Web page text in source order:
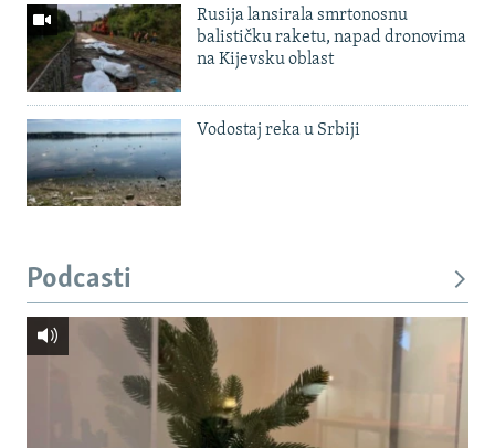
Rusija lansirala smrtonosnu
balističku raketu, napad dronovima
na Kijevsku oblast
Vodostaj reka u Srbiji
Podcasti